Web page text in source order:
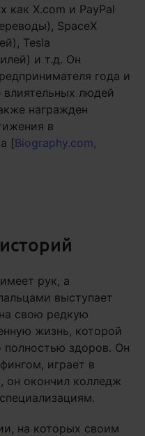
как X.com и PayPal
SpaceX
Tesla
и т.д. Он
года и
людей
награжден
в
[Biography.com,
рук, а
выступает
свою редкую
жизнь, которой
полностью здоров. Он
играет в
он окончил колледж
на которых своим